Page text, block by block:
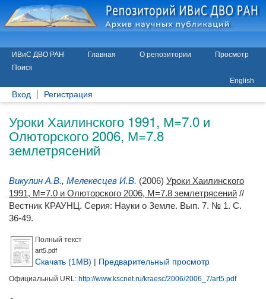
ИВиС ДВО РАН Главная О репозитории
Просмотр
Поиск
English
Вход Регистрация
Уроки Хаилинского 1991, М=7.0 и
Олюторского 2006, М=7.8
землетрясений
Викулин А.В., Мелекесцев И.В. (2006) Уроки Хаилинского
1991, М=7.0 и Олюторского 2006, М=7.8 землетрясений //
Вестник КРАУНЦ. Серия: Науки о Земле. Вып. 7. № 1. С.
36-49.
Полный текст
art5.pdf
Скачать (1MB) | Предварительный просмотр
Официальный URL: http://www.kscnet.ru/kraesc/2006/2006_7/art5.pdf